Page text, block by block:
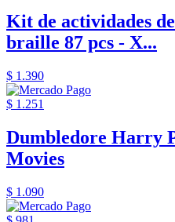
Kit de actividades
braille 87 pcs - X...
$ 1.390
$ 1.251
Dumbledore Harry
Movies
$ 1.090